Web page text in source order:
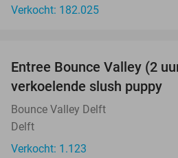
Verkocht: 182.025
Entree Bounce Valley (2
verkoelende slush puppy
Bounce Valley Delft
Delft
Verkocht: 1.123